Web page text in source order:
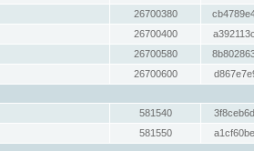
26700380
26700400
26700580
26700600
581540
581550